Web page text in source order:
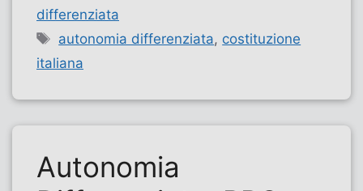
differenziata
Tag
autonomia differenziata, costituzione
italiana
Autonomia